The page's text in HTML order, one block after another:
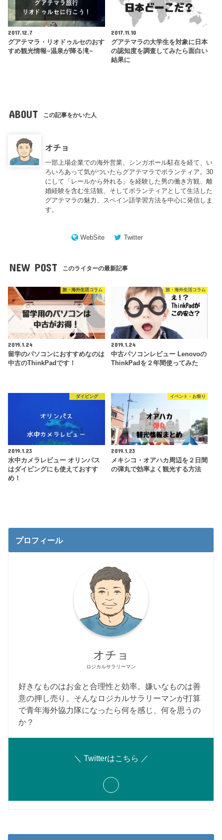
2017.12.7
グアテマラ・リオドゥルセのおす
すめ観光情報~温泉が降る滝~
2017.11.10
グアテマラの大学生を対象に日本
の認知度を調査してみたら面白い
結果に
ABOUT この記事をかいた人
オチョ
一部上場企業での海外営業、シンガポール駐在を経て、い
ろいろあって気がついたらグアテマラでボランティア。30
にして「レールから外れる」を経験した男の働き方観、離
婚経験を含む生活観、そしてボランティアとして生活した
グアテマラの魅力、スペイン語学習方法を中心に発信しま
す。
WebSite Twitter
NEW POST このライターの最新記事
旅・海外生活コラム
2019.1.24
留学のパソコンにおすすめなのは
中古のThinkPadです！
旅・海外生活コラム
2019.1.24
中古パソコンレビュー Lenovoの
ThinkPadを２年間使ってみた
ダイビング
2019.1.23
水中カメラレビュー オリンパス
はダイビングにも使えておすす
め！
イベント・お祭り
2019.1.23
メキシコ・オアハカ周辺を２日間
の弾丸で効率よく観光する方法
プロフィール
オチョ
ロジカルサラリーマン
好きなものはお金と合理性と効率。嫌いなものは善
意の押し売り。そんなロジカルサラリーマンが打算
で青年海外協力隊になったら何を感じ、何を思うの
か？
＼ Twitterはこちら ／